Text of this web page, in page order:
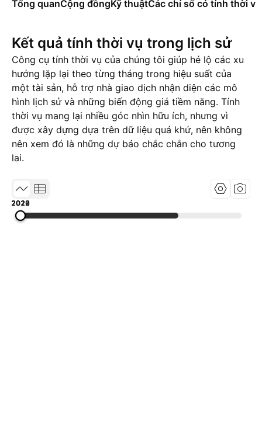
Tổng quanCộng đồngKỹ thuậtCác chỉ số có tính thời vụ
Kết quả tính thời vụ trong lịch sử
Công cụ tính thời vụ của chúng tôi giúp hé lộ các xu
hướng lặp lại theo từng tháng trong hiệu suất của
một tài sản, hỗ trợ nhà giao dịch nhận diện các mô
hình lịch sử và những biến động giá tiềm năng. Tính
thời vụ mang lại nhiều góc nhìn hữu ích, nhưng vì
được xây dựng dựa trên dữ liệu quá khứ, nên không
nên xem đó là những dự báo chắc chắn cho tương
lai.
2019
2022
2026